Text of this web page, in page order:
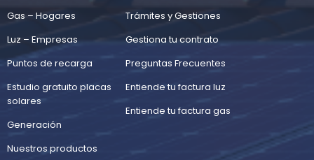
Gas – Hogares
Luz – Empresas
Puntos de recarga
Estudio gratuito placas
solares
Generación
Nuestros productos
Trámites y Gestiones
Gestiona tu contrato
Preguntas Frecuentes
Entiende tu factura luz
Entiende tu factura gas